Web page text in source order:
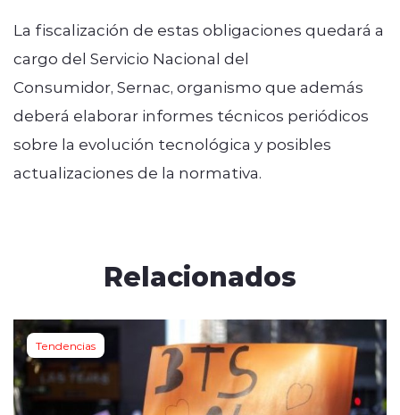
La fiscalización de estas obligaciones quedará a
cargo del Servicio Nacional del
Consumidor, Sernac, organismo que además
deberá elaborar informes técnicos periódicos
sobre la evolución tecnológica y posibles
actualizaciones de la normativa.
Relacionados
Tendencias